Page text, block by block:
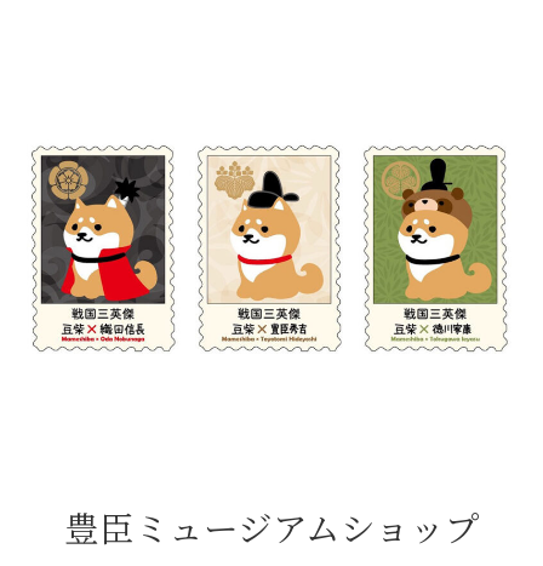
秀吉グルメ・土産 一覧
秀吉功路
織田信長と名古屋の関係
信長攻路
豊臣ミュージアムショップ